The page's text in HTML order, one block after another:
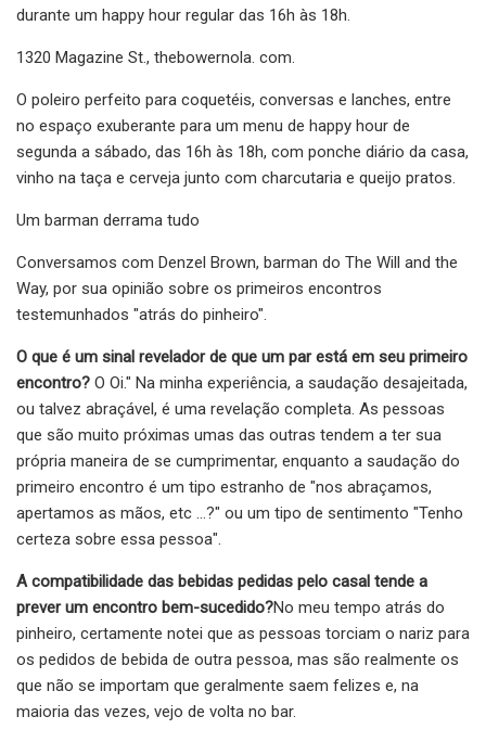
durante um happy hour regular das 16h às 18h.
1320 Magazine St., thebowernola. com.
O poleiro perfeito para coquetéis, conversas e lanches, entre
no espaço exuberante para um menu de happy hour de
segunda a sábado, das 16h às 18h, com ponche diário da casa,
vinho na taça e cerveja junto com charcutaria e queijo pratos.
Um barman derrama tudo
Conversamos com Denzel Brown, barman do The Will and the
Way, por sua opinião sobre os primeiros encontros
testemunhados "atrás do pinheiro".
O que é um sinal revelador de que um par está em seu primeiro
encontro? O Oi." Na minha experiência, a saudação desajeitada,
ou talvez abraçável, é uma revelação completa. As pessoas
que são muito próximas umas das outras tendem a ter sua
própria maneira de se cumprimentar, enquanto a saudação do
primeiro encontro é um tipo estranho de "nos abraçamos,
apertamos as mãos, etc ...?" ou um tipo de sentimento "Tenho
certeza sobre essa pessoa".
A compatibilidade das bebidas pedidas pelo casal tende a
prever um encontro bem-sucedido?No meu tempo atrás do
pinheiro, certamente notei que as pessoas torciam o nariz para
os pedidos de bebida de outra pessoa, mas são realmente os
que não se importam que geralmente saem felizes e, na
maioria das vezes, vejo de volta no bar.